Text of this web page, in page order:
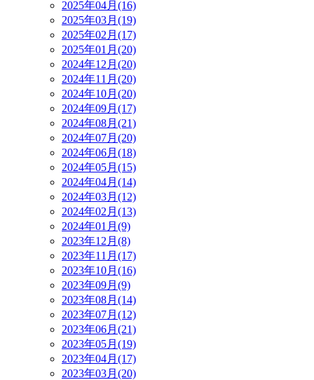
2025年04月(16)
2025年03月(19)
2025年02月(17)
2025年01月(20)
2024年12月(20)
2024年11月(20)
2024年10月(20)
2024年09月(17)
2024年08月(21)
2024年07月(20)
2024年06月(18)
2024年05月(15)
2024年04月(14)
2024年03月(12)
2024年02月(13)
2024年01月(9)
2023年12月(8)
2023年11月(17)
2023年10月(16)
2023年09月(9)
2023年08月(14)
2023年07月(12)
2023年06月(21)
2023年05月(19)
2023年04月(17)
2023年03月(20)